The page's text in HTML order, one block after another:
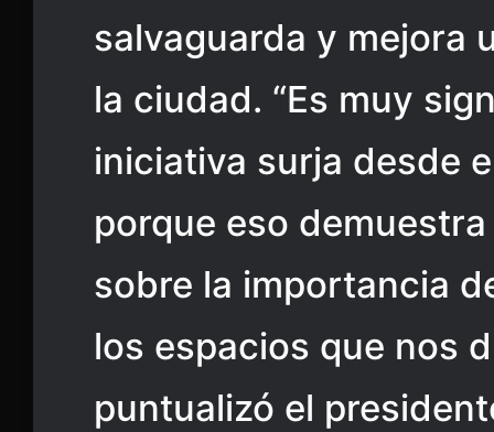
salvaguarda y mejora
la ciudad. “Es muy
iniciativa surja desde
porque eso
sobre la importancia
los espacios que nos
puntualizó el